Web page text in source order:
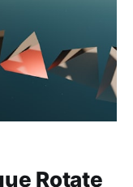
Rotate